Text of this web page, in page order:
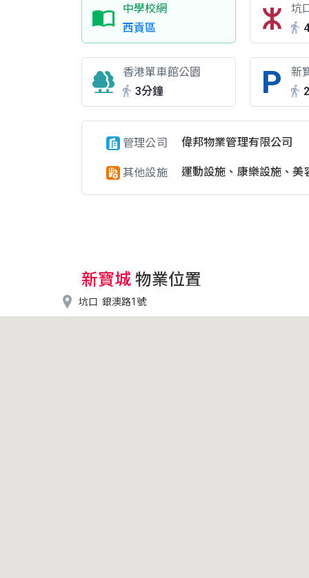
中學校網
西貢區
坑
香港單車館公園
3分鐘
新
管理公司 偉邦物業管理有限公司
其他設施 運動設施、康樂設施、美
新寶城 物業位置
 坑口 銀澳路1號